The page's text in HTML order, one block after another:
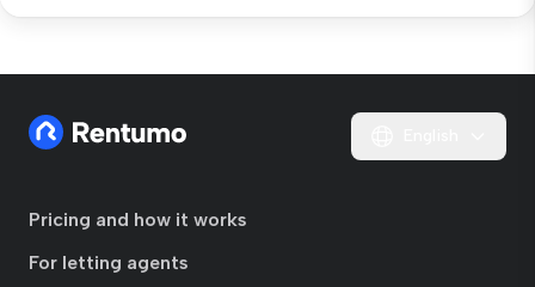
Pricing and how it works
For letting agents